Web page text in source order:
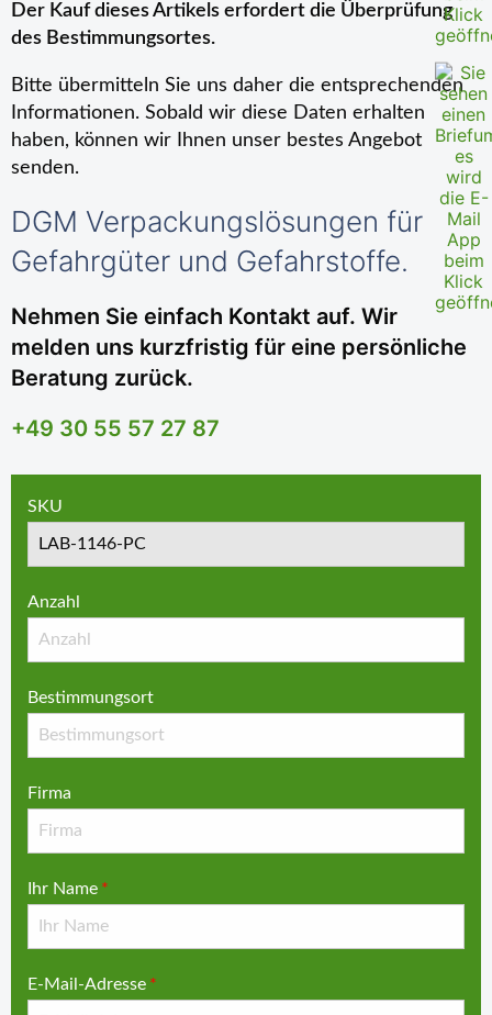
Der Kauf dieses Artikels erfordert die Überprüfung
des Bestimmungsortes.
Bitte übermitteln Sie uns daher die entsprechenden
Informationen. Sobald wir diese Daten erhalten
haben, können wir Ihnen unser bestes Angebot
senden.
DGM Verpackungslösungen für
Gefahrgüter und Gefahrstoffe.
Nehmen Sie einfach Kontakt auf. Wir
melden uns kurzfristig für eine persönliche
Beratung zurück.
+49 30 55 57 27 87
SKU
Anzahl
Bestimmungsort
Firma
Ihr Name *
E-Mail-Adresse *